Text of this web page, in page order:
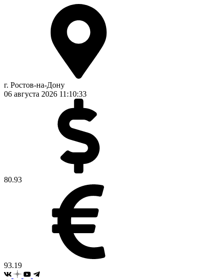
г. Ростов-на-Дону
06 августа 2026 11:10:33
80.93
93.19